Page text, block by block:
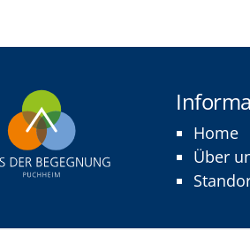
Home
Über